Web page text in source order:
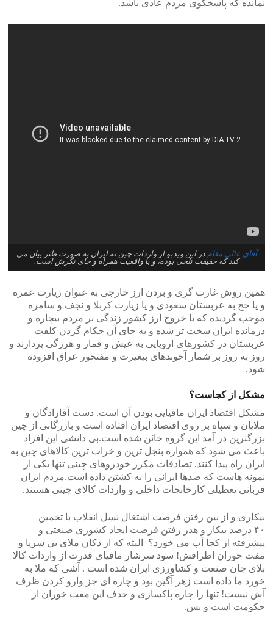
نمانده که پاسخگوی مردم عادی باشد.
آقای عالی مقام در این ویدیو از واردات چین به ایران به صورت طنز بیان می
کند که حقیقت تلخی بوده، و با واقعیت همراه و جای نگرش است.
همین روش غارت گری و بردن ارز خارجی به عنوان زیارت عمره
و یا حج به عربستان سعودی و یا زیارت کربلا و نجف و سامره
موجب گردیده که با خروج ارز کشور زندگی بر مردم بیچاره و
درمانده ایران سخت تر شده و به جای آن حکام گردن کلفت
عربستان در کشورهای اروپایی به عیش و قمار و هرزگی پردازند و
روز به روز بر شمار آخوندهای بیغیرت و مفتخور عراق افزوده
شود.
مشکل از کجاست؟
مشکل اقتصاد ایران مافیایی بودن آن است. دست آقازادگان و
ملایان و سپاه بر روی اقتصاد ایران افتاده است و بازرگانی از چین
بزرگترین در آمد این گروه خائن شده است.بی دانشی این افراد
باعث می شود که همواره بنجل ترین و خراب ترین کالاهای چین به
ایران راه پیدا کنند. تصادفات مکرر خودروهای چینی تنها یکی از
نمونه هاست که صدها ایرانی را به کشتن داده است.مردم ایران
قربانی تعطیلی کارخانجات داخلی و واردات کالای چینی هستند.
بیکاری و از بین رفتن فرصت اشتغال نسل انقلاب با تخمین
۴۰ درصد بیکار و هدر رفتن فرصت ایجاد کشوری صنعتی و
پیشرفته از کجا آب می خورد؟ البته که از دکان ملای بی سرپا و
مفت خوران اطرافش! سود سرشار مافیای قدرت از واردات کالا
بلای جان صنعت و کشاورزی ایران شده است . آشی که ملا به
خورد ما داده است زهر آگین بود و چاره ای جز وارو کردن ظرف
آش نیست! تنها را چاره پاکسازی و حذف این مفت خوران از
حکومت است و بس.